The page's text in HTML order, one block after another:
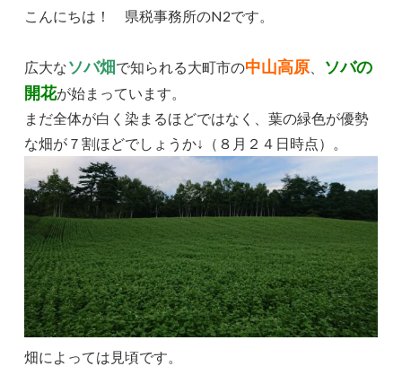
こんにちは！ 県税事務所のN2です。
広大なソバ畑で知られる大町市の中山高原
ソバの
開花が始まっています。
まだ全体が白く染まるほどではなく、葉の緑色が優勢
な畑が７割ほどでしょうか↓（８月２４日時点）。
畑によっては見頃です。